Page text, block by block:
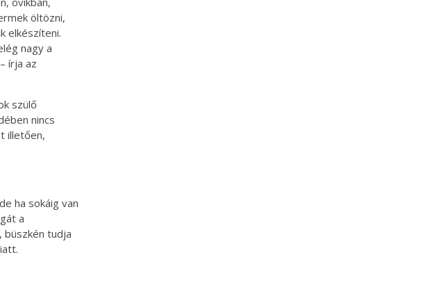
öltözni,
elkészíteni.
nagy a
írja az
szülő
nincs
illetően,
ha sokáig van
a
büszkén tudja